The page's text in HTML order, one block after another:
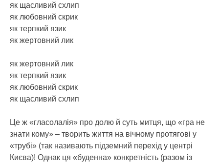
як щасливий схлип
як любовний скрик
як терпкий язик
як жертовний лик
як жертовний лик
як терпкий язик
як любовний скрик
як щасливий схлип
Це ж «гласолалія» про долю й суть митця, що «гра не
знати кому» – творить життя на вічному протягові у
«трубі» (так називають підземний перехід у центрі
Києва)! Однак ця «буденна» конкретність (разом із